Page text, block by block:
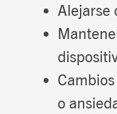
Alejarse
o